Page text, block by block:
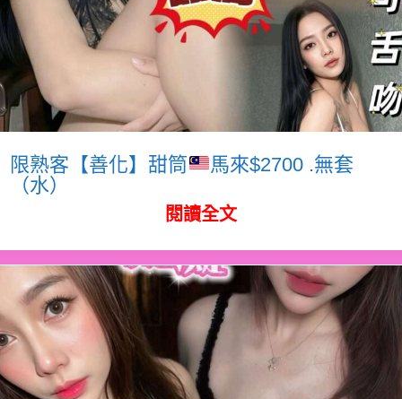
限熟客【善化】甜筒
馬來$2700 .無套
（水）
閱讀全文